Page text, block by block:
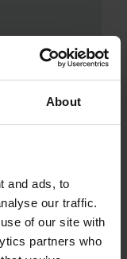
About
and ads, to
our traffic.
of our site with
partners who